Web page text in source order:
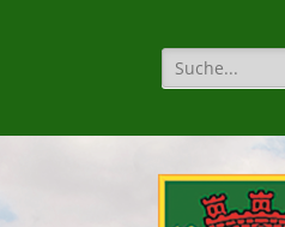
Suche
für: